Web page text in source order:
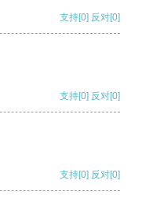
支持[0] 反对[0]
支持[0] 反对[0]
支持[0] 反对[0]